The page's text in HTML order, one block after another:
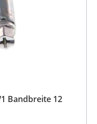
Bandbreite 12